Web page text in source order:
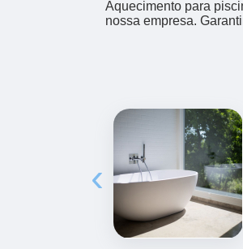
Aquecimento para
nossa empresa.
‹